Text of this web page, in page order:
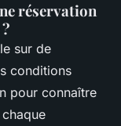
réservation
sur de
conditions
pour connaître